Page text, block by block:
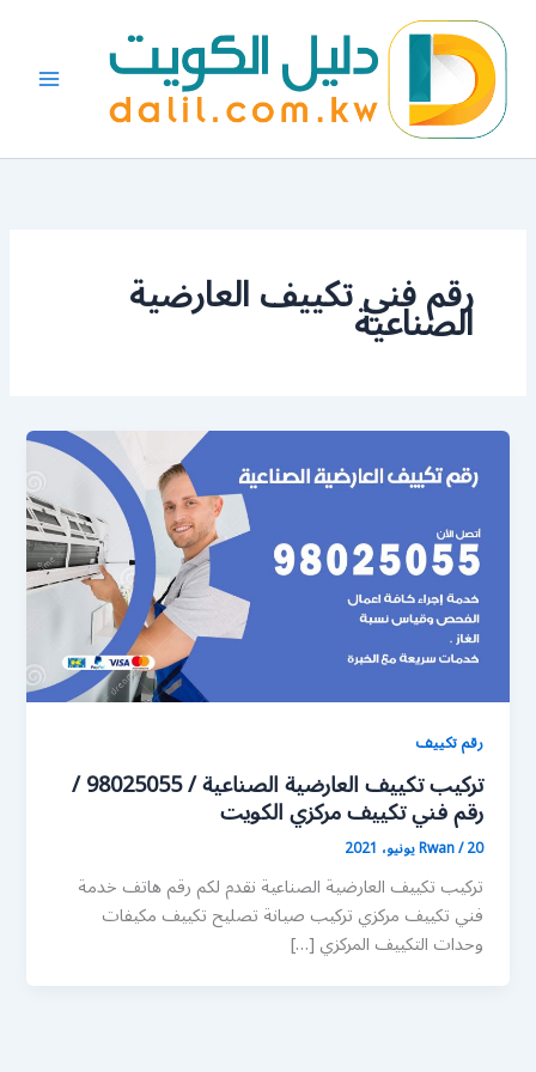
المحتوى
رقم فني تكييف العارضية
الصناعية
رقم تكييف
تركيب تكييف العارضية الصناعية / 98025055 /
رقم فني تكييف مركزي الكويت
Rwan/20 يونيو، 2021
تركيب تكييف العارضية الصناعية نقدم لكم رقم هاتف خدمة
فني تكييف مركزي تركيب صيانة تصليح تكييف مكيفات
وحدات التكييف المركزي […]